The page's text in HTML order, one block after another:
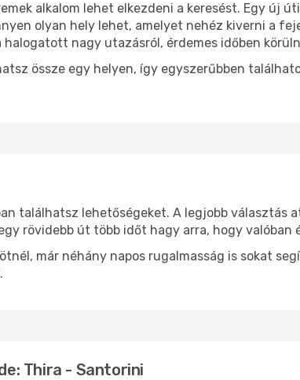
alkalom lehet elkezdeni a keresést. Egy új
olyan hely lehet, amelyet nehéz kiverni a
nagy utazásról, érdemes időben
össze egy helyen, így egyszerűbben
találhatsz lehetőségeket. A legjobb választás
rövidebb út több időt hagy arra, hogy valóban
már néhány napos rugalmasság is sokat
Thira - Santorini